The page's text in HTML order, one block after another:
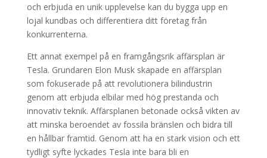
och erbjuda en unik upplevelse kan du bygga upp en
lojal kundbas och differentiera ditt företag från
konkurrenterna.
Ett annat exempel på en framgångsrik affärsplan är
Tesla. Grundaren Elon Musk skapade en affärsplan
som fokuserade på att revolutionera bilindustrin
genom att erbjuda elbilar med hög prestanda och
innovativ teknik. Affärsplanen betonade också vikten av
att minska beroendet av fossila bränslen och bidra till
en hållbar framtid. Genom att ha en stark vision och ett
tydligt syfte lyckades Tesla inte bara bli en